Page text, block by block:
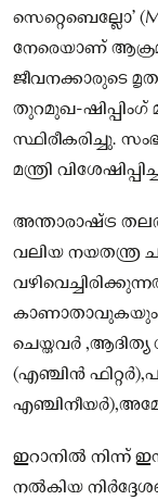
സെറ്റെബെല്ലോ’
നേരെയാണ്
ജീവനക്കാരുടെ
തുറമുഖ-
സ്ഥിരീകരിച്ചു.
മന്ത്രി
അന്താരാഷ്ട്ര
വലിയ നയതന്ത്ര
കാണാതാവുകയും
ചെയ്തവർ
(എഞ്ചിൻ
ഇറാനിൽ നിന്ന്
നൽകിയ